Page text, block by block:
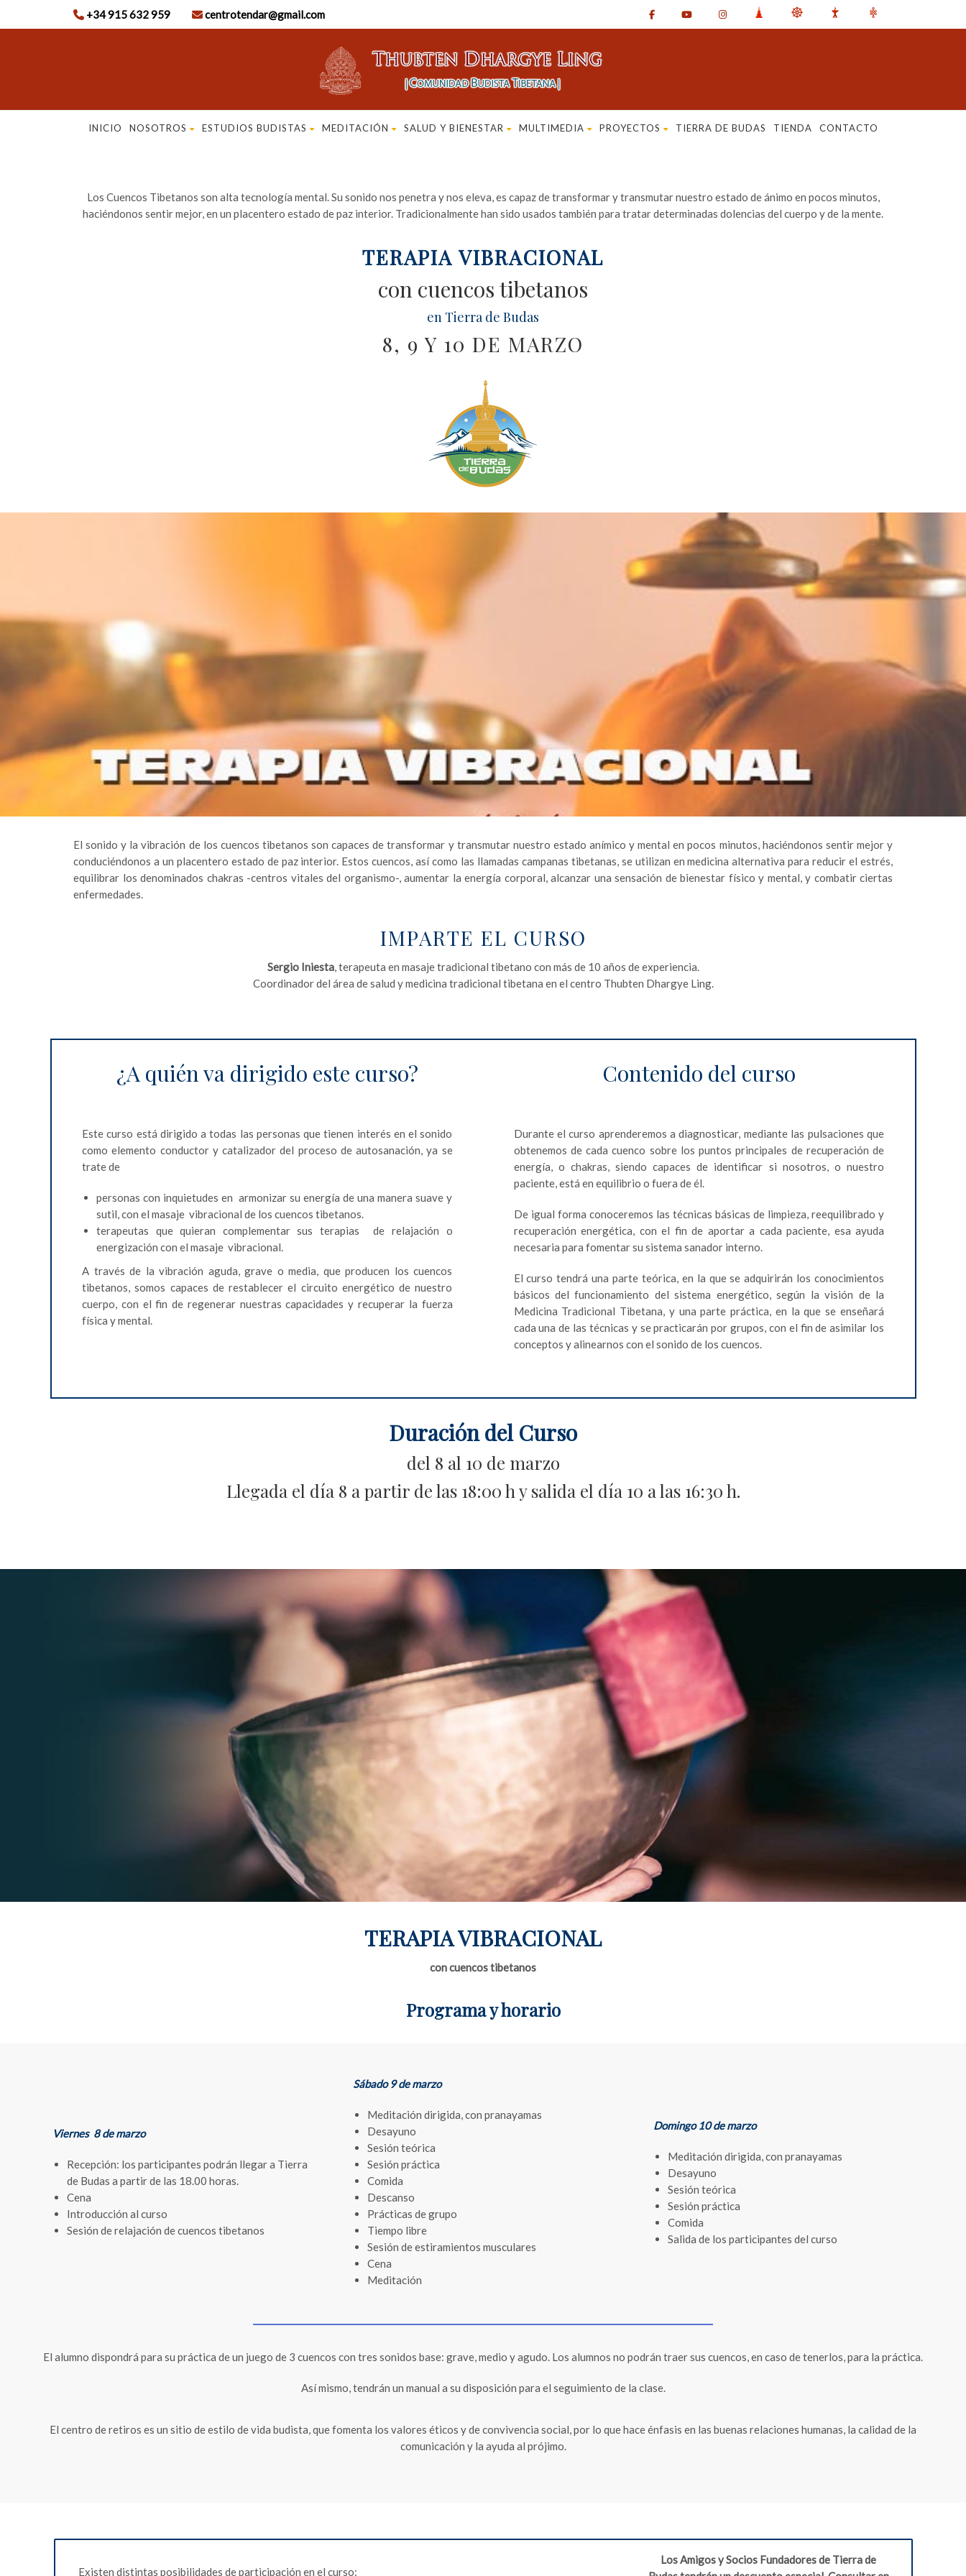
+34 915 632 959 centrotendar@gmail.com
INICIO NOSOTROS ESTUDIOS BUDISTAS MEDITACIÓN SALUD Y BIENESTAR MULTIMEDIA PROYECTOS TIERRA DE BUDAS TIENDA CONTACTO
Los Cuencos Tibetanos son alta tecnología mental. Su sonido nos penetra y nos eleva, es capaz de transformar y transmutar nuestro estado de ánimo en pocos minutos,
haciéndonos sentir mejor, en un placentero estado de paz interior. Tradicionalmente han sido usados también para tratar determinadas dolencias del cuerpo y de la mente.
TERAPIA VIBRACIONAL
con cuencos tibetanos
en Tierra de Budas
8, 9 Y 10 DE MARZO
El sonido y la vibración de los cuencos tibetanos son capaces de transformar y transmutar nuestro estado anímico y mental en pocos minutos, haciéndonos sentir mejor y
conduciéndonos a un placentero estado de paz interior. Estos cuencos, así como las llamadas campanas tibetanas, se utilizan en medicina alternativa para reducir el estrés,
equilibrar los denominados chakras -centros vitales del organismo-, aumentar la energía corporal, alcanzar una sensación de bienestar físico y mental, y combatir ciertas
enfermedades.
IMPARTE EL CURSO
Sergio Iniesta, terapeuta en masaje tradicional tibetano con más de 10 años de experiencia.
Coordinador del área de salud y medicina tradicional tibetana en el centro Thubten Dhargye Ling.
¿A quién va dirigido este curso?
Este curso está dirigido a todas las personas que tienen interés en el sonido
como elemento conductor y catalizador del proceso de autosanación, ya se
trate de
personas con inquietudes en armonizar su energía de una manera suave y
sutil, con el masaje vibracional de los cuencos tibetanos.
terapeutas que quieran complementar sus terapias de relajación o
energización con el masaje vibracional.
A través de la vibración aguda, grave o media, que producen los cuencos
tibetanos, somos capaces de restablecer el circuito energético de nuestro
cuerpo, con el fin de regenerar nuestras capacidades y recuperar la fuerza
física y mental.
Contenido del curso
Durante el curso aprenderemos a diagnosticar, mediante las pulsaciones que
obtenemos de cada cuenco sobre los puntos principales de recuperación de
energía, o chakras, siendo capaces de identificar si nosotros, o nuestro
paciente, está en equilibrio o fuera de él.
De igual forma conoceremos las técnicas básicas de limpieza, reequilibrado y
recuperación energética, con el fin de aportar a cada paciente, esa ayuda
necesaria para fomentar su sistema sanador interno.
El curso tendrá una parte teórica, en la que se adquirirán los conocimientos
básicos del funcionamiento del sistema energético, según la visión de la
Medicina Tradicional Tibetana, y una parte práctica, en la que se enseñará
cada una de las técnicas y se practicarán por grupos, con el fin de asimilar los
conceptos y alinearnos con el sonido de los cuencos.
Duración del Curso
del 8 al 10 de marzo
Llegada el día 8 a partir de las 18:00 h y salida el día 10 a las 16:30 h.
TERAPIA VIBRACIONAL
con cuencos tibetanos
Programa y horario
Viernes 8 de marzo
Recepción: los participantes podrán llegar a Tierra
de Budas a partir de las 18.00 horas.
Cena
Introducción al curso
Sesión de relajación de cuencos tibetanos
Sábado 9 de marzo
Meditación dirigida, con pranayamas
Desayuno
Sesión teórica
Sesión práctica
Comida
Descanso
Prácticas de grupo
Tiempo libre
Sesión de estiramientos musculares
Cena
Meditación
Domingo 10 de marzo
Meditación dirigida, con pranayamas
Desayuno
Sesión teórica
Sesión práctica
Comida
Salida de los participantes del curso
El alumno dispondrá para su práctica de un juego de 3 cuencos con tres sonidos base: grave, medio y agudo. Los alumnos no podrán traer sus cuencos, en caso de tenerlos, para la práctica.
Así mismo, tendrán un manual a su disposición para el seguimiento de la clase.
El centro de retiros es un sitio de estilo de vida budista, que fomenta los valores éticos y de convivencia social, por lo que hace énfasis en las buenas relaciones humanas, la calidad de la
comunicación y la ayuda al prójimo.
Existen distintas posibilidades de participación en el curso:
Los Amigos y Socios Fundadores de Tierra de